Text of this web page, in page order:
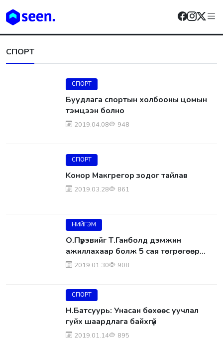
СПОРТ
СПОРТ
Буудлага спортын холбооны цомын
тэмцээн болно
2019.04.08 948
СПОРТ
Kонор Макгрегор зодог тайлав
2019.03.28 861
НИЙГЭМ
О.Пүрэвийг Т.Ганболд дэмжин
ажиллахаар болж 5 сая төгрөгөөр
урамшуулжээ
2019.01.30 908
СПОРТ
Н.Батсуурь: Унасан бөхөөс уучлал
гуйх шаардлага байхгүй
2019.01.14 895